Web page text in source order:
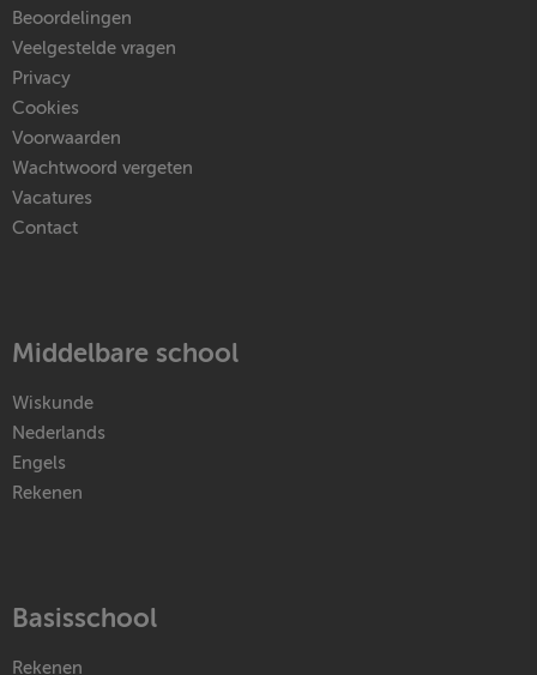
Beoordelingen
Veelgestelde vragen
Privacy
Cookies
Voorwaarden
Wachtwoord vergeten
Vacatures
Contact
Middelbare school
Wiskunde
Nederlands
Engels
Rekenen
Basisschool
Rekenen